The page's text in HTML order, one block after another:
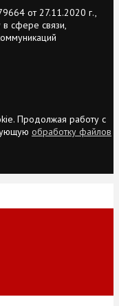
от 27.11.2020 г.,
сфере связи,
Продолжая работу с
обработку файлов